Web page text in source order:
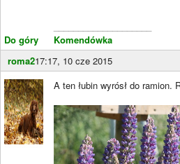
Do góry
Komendówka
roma217:17, 10 cze 2015
A ten łubin wyrósł do ramion.